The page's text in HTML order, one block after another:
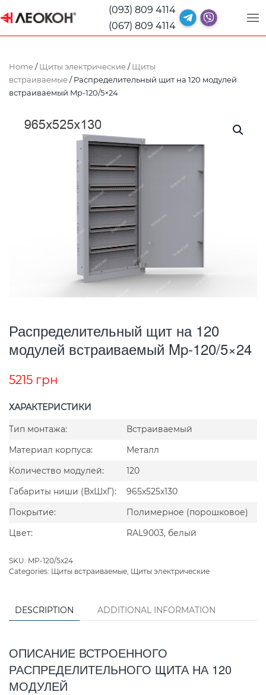
(093) 809 4114
(067) 809 4114
Home/Щиты электрические/Щиты
встраиваемые/ Распределительный щит на 120 модулей
встраиваемый Mp-120/5×24
Распределительный щит на 120
модулей встраиваемый Mp-120/5×24
5215 грн
ХАРАКТЕРИСТИКИ
Тип монтажа:
Встраиваемый
Материал корпуса:
Металл
Количество модулей:
120
Габариты ниши (ВxШxГ):
965x525x130
Покрытие:
Полимерное (порошковое)
Цвет:
RAL9003, белый
SKU: MP-120/5x24
Categories: Щиты встраиваемые Щиты электрические
DESCRIPTION ADDITIONAL INFORMATION
ОПИСАНИЕ ВСТРОЕННОГО
РАСПРЕДЕЛИТЕЛЬНОГО ЩИТА НА 120
МОДУЛЕЙ